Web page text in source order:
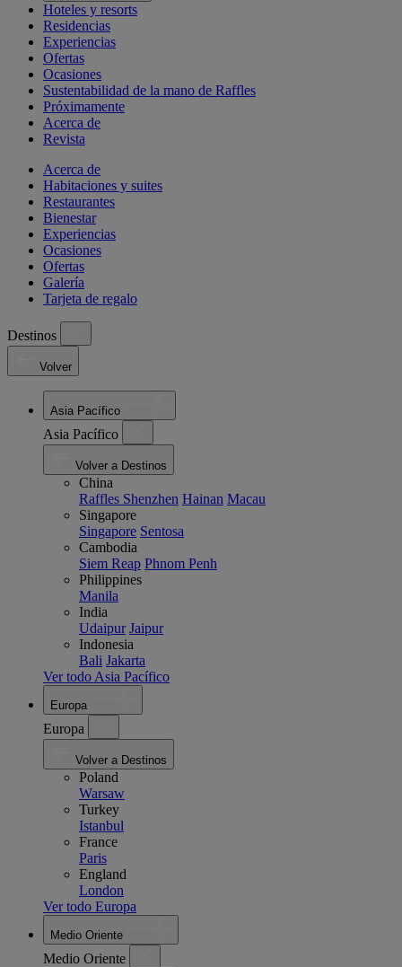
Hoteles y resorts
Residencias
Experiencias
Ofertas
Ocasiones
Sustentabilidad de la mano de Raffles
Próximamente
Acerca de
Revista
Acerca de
Habitaciones y suites
Restaurantes
Bienestar
Experiencias
Ocasiones
Ofertas
Galería
Tarjeta de regalo
Destinos
Volver
Asia Pacífico
Asia Pacífico
Volver a Destinos
China
Raffles Shenzhen Hainan Macau
Singapore
Singapore Sentosa
Cambodia
Siem Reap Phnom Penh
Philippines
Manila
India
Udaipur Jaipur
Indonesia
Bali Jakarta
Ver todo Asia Pacífico
Europa
Europa
Volver a Destinos
Poland
Warsaw
Turkey
Istanbul
France
Paris
England
London
Ver todo Europa
Medio Oriente
Medio Oriente